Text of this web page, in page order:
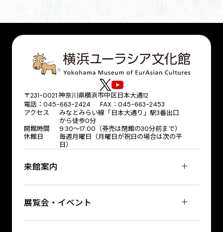
〒231-0021 神奈川県横浜市中区日本大通12
電話：045-663-2424 FAX：045-663-2453
アクセス
みなとみらい線「日本大通り」駅3番出口
から徒歩0分
開館時間
9:30～17:00（券売は閉館の30分前まで）
休館日
毎週月曜日（月曜日が祝日の場合は次の平
日）
来館案内
展覧会・イベント